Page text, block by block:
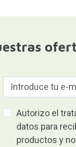
Autorizo el
datos para
productos y